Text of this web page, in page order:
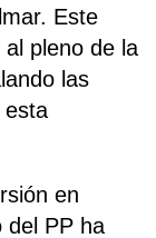
Este
pleno de la
las
esta
en
del PP ha